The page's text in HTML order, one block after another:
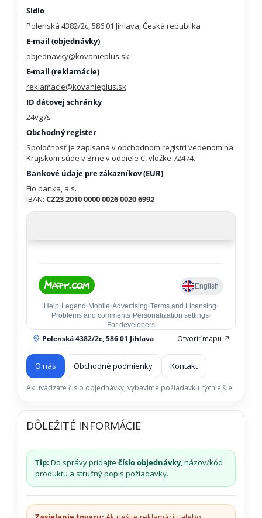
Sídlo
Polenská 4382/2c, 586 01 Jihlava, Česká republika
E-mail (objednávky)
objednavky@kovanieplus.sk
E-mail (reklamácie)
reklamacie@kovanieplus.sk
ID dátovej schránky
24vg7s
Obchodný register
Spoločnosť je zapísaná v obchodnom registri vedenom na
Krajskom súde v Brne v oddiele C, vložke 72474.
Bankové údaje pre zákazníkov (EUR)
Fio banka, a.s.
IBAN: CZ23 2010 0000 0026 0020 6992
Polenská 4382/2c, 586 01 Jihlava Otvoriť mapu ↗
O nás Obchodné podmienky Kontakt
Ak uvádzate číslo objednávky, vybavíme požiadavku rýchlejšie.
DÔLEŽITÉ INFORMÁCIE
Tip: Do správy pridajte číslo objednávky, názov/kód
produktu a stručný popis požiadavky.